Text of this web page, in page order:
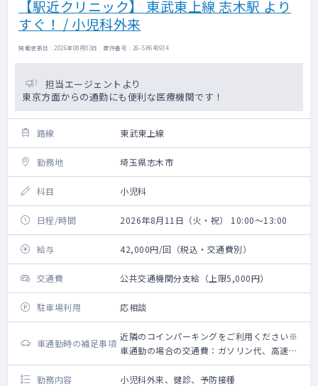
【駅近クリニック】 東武東上線 志木駅 より
すぐ！ / 小児科外来
掲載更新日 : 2026年08月03日 案件番号 : 26-SR648934
担当エージェントより
東京方面からの通勤にも便利な医療機関です！
路線 東武東上線
勤務地 埼玉県志木市
科目 小児科
日程/時間 2026年8月11日（火・祝） 10:00～13:00
給与 42,000円/回（税込・交通費別）
交通費 公共交通機関分支給（上限5,000円）
駐車場利用 応相談
車通勤時の補足事項
近隣のコインパーキングをご利用ください※
車通勤の場合の交通費：ガソリン代、高速道
路利用料金（上限5,000円）＋駐車場代（上
限2,000円）
勤務内容 小児科外来、健診、予防接種